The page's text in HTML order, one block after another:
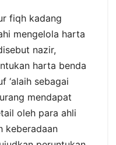
fiqh kadang
mengelola harta
nazir,
harta benda
‘alaih sebagai
mendapat
oleh para ahli
keberadaan